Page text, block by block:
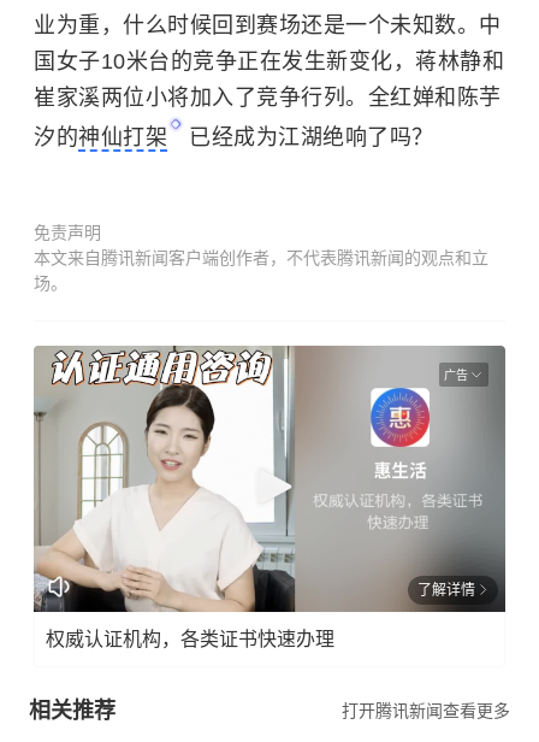
业为重，什么时候回到赛场还是一个未知数。中
国女子10米台的竞争正在发生新变化，蒋林静和
崔家溪两位小将加入了竞争行列。全红婵和陈芋
汐的神仙打架 已经成为江湖绝响了吗？
免责声明
本文来自腾讯新闻客户端创作者，不代表腾讯新闻的观点和立
场。
广告
了解详情
权威认证机构，各类证书快速办理
相关推荐 打开腾讯新闻查看更多